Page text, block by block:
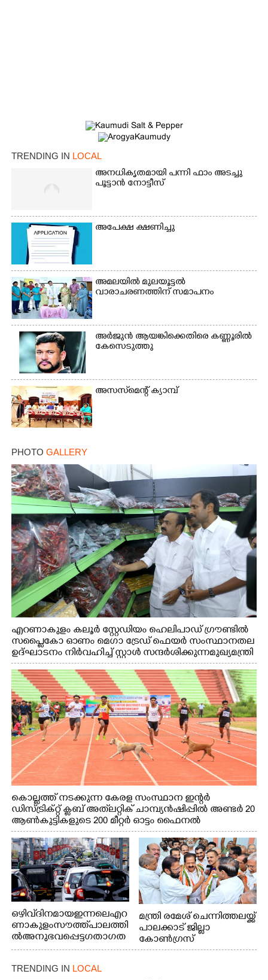
TRENDING IN LOCAL
അനധികൃതമായി പന്നി ഫാം അടച്ചു
പൂട്ടാൻ നോട്ടീസ്
അപേക്ഷ ക്ഷണിച്ചു
അമലയിൽ മുലയൂട്ടൽ
വാരാചരണത്തിന് സമാപനം
അർജുൻ ആയങ്കിക്കെതിരെ കണ്ണൂരിൽ
കേസെടുത്തു
അസസ്‌മെന്റ് ക്യാമ്പ്
PHOTO GALLERY
എറണാകുളം കലൂർ സ്റ്റേഡിയം ഹെലിപാഡ് ഗ്രൗണ്ടിൽ
സപ്ളൈകോ ഓണം മെഗാ ട്രേഡ് ഫെയർ സംസ്ഥാനതല
ഉദ്ഘാടനം നിർവഹിച്ച് സ്റ്റാൾ സന്ദർശിക്കുന്ന മുഖ്യമന്ത്രി
വി.ഡി. സതീശൻ. മന്ത്രി അനൂപ് ജേക്കബ് സമീപം
കൊല്ലത്ത് നടക്കുന്ന കേരള സംസ്ഥാന ഇന്റർ
ഡിസ്ട്രിക്റ്റ് ക്ലബ് അത്‌ലറ്റിക് ചാമ്പ്യൻഷിപ്പിൽ അണ്ടർ 20
ആൺകുട്ടികളുടെ 200 മീറ്റർ ഓട്ടം ഫൈനൽ
മത്സരത്തിനിടെ സിന്തറ്റിക് ട്രാക്കിന് കുറുകെ ഓടുന്ന
നായകൾ.
ഒഴിവ് ദിനമായ ഇന്നലെ എറ
ണാകുളം സൗത്ത് പാലത്തി
ൽ അനുഭവപ്പെട്ട ഗതാഗത
ക്കുരുക്ക്
മന്ത്രി രമേശ് ചെന്നിത്തലയ്ക്ക്
പാലക്കാട് ജില്ലാ
കോൺഗ്രസ്
TRENDING IN LOCAL
×
Share this link